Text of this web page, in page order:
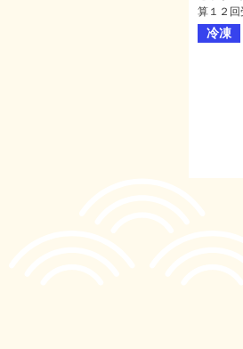
算１２回
の味噌煮
寄せで人
冷凍